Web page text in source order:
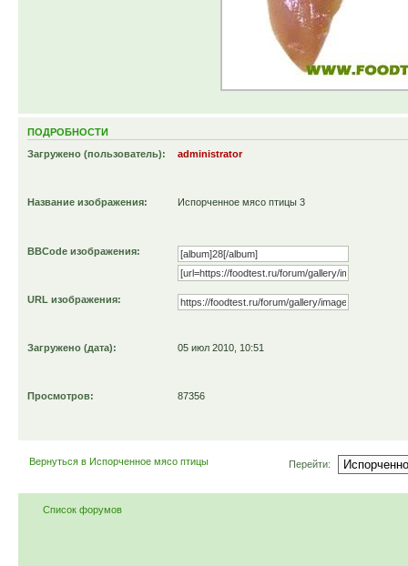
ПОДРОБНОСТИ
Загружено (пользователь): administrator
Название изображения: Испорченное мясо птицы 3
BBCode изображения:
URL изображения:
Загружено (дата): 05 июл 2010, 10:51
Просмотров: 87356
Вернуться в Испорченное мясо птицы Перейти:
Список форумов